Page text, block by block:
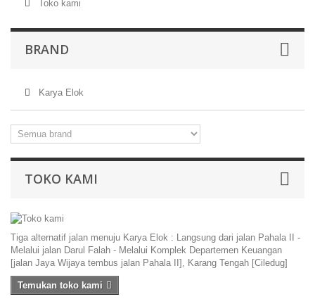
Toko kami
BRAND
Karya Elok
TOKO KAMI
Tiga alternatif jalan menuju Karya Elok : Langsung dari jalan Pahala II -
Melalui jalan Darul Falah - Melalui Komplek Departemen Keuangan
[jalan Jaya Wijaya tembus jalan Pahala II], Karang Tengah [Ciledug]
Temukan toko kami